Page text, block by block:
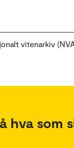
vitenarkiv
hva som